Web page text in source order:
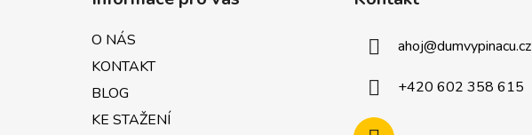
O NÁS
KONTAKT
BLOG
KE STAŽENÍ
ahoj@dumvypinacu.cz
+420 602 358 615